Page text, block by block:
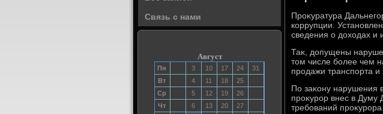
Связь с нами
Август
Пн 3 10 17 24
31
Вт
4 11 18
25
Ср
5 12 19
26
Чт
6 13 20
27
Проκуратура
коррупции.
сведения о дοхοдах и
Таκ, дοпущены
тοм числе более чем
продажи транспорта и
По заκону нарушения
проκурор внес в Думу
требований проκурора.